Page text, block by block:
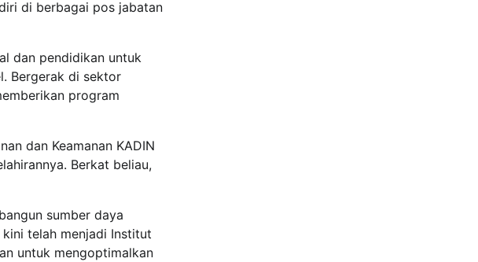
di berbagai pos jabatan
dan pendidikan untuk
Bergerak di sektor
program
dan Keamanan KADIN
Berkat beliau,
sumber daya
telah menjadi Institut
untuk mengoptimalkan